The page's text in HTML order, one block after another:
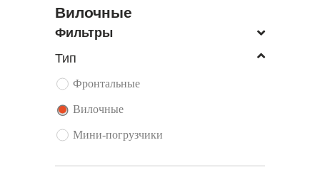
Вилочные
Фильтры
Тип
Фронтальные
Вилочные
Мини-погрузчики